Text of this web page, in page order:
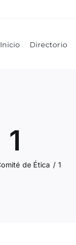
Inicio Directorio
1
de Ética / 1